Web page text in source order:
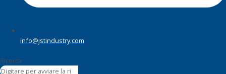
info@jstindustry.com
Ricerca